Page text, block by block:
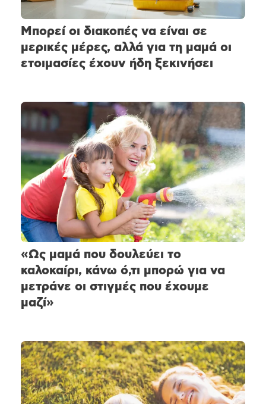
Μπορεί οι διακοπές να είναι σε
μερικές μέρες, αλλά για τη μαμά οι
ετοιμασίες έχουν ήδη ξεκινήσει
«Ως μαμά που δουλεύει το
καλοκαίρι, κάνω ό,τι μπορώ για να
μετράνε οι στιγμές που έχουμε
μαζί»